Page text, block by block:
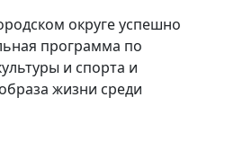
округе успешно
программа по
и спорта и
жизни среди